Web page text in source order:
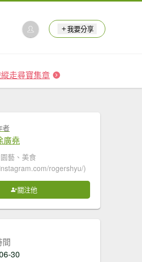
我要分享
走尋寶集章
者
廣堯
藝、美食
rogershyu/)
關注他
間
30